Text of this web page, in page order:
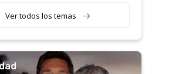
Ver todos los temas